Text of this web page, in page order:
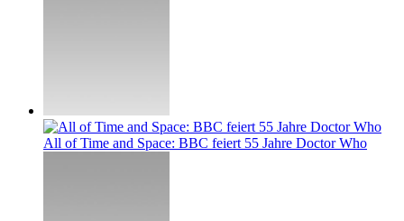
All of Time and Space: BBC feiert 55 Jahre Doctor Who